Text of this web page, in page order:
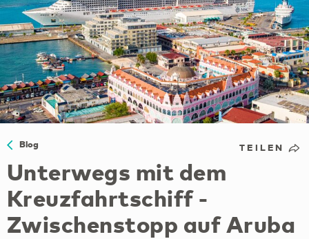
Blog TEILEN
Unterwegs mit dem
Kreuzfahrtschiff -
Zwischenstopp auf Aruba